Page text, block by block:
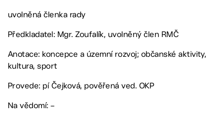
uvolněná členka rady
Předkladatel: Mgr. Zoufalík, uvolněný člen RMČ
Anotace: koncepce a územní rozvoj; občanské aktivity,
kultura, sport
Provede: pí Čejková, pověřená ved. OKP
Na vědomí: –